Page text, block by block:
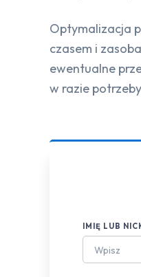
Optymalizacja
czasem i
ewentualne
w razie
IMIĘ LUB